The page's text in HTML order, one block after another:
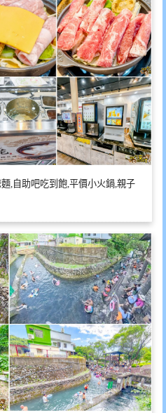
,自助吧吃到飽,平價小火鍋,親子